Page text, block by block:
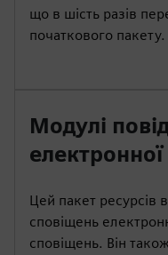
що в шість разів
початкового пакету.
Модулі
Цей пакет ресурсів
сповіщень
сповіщень. Він